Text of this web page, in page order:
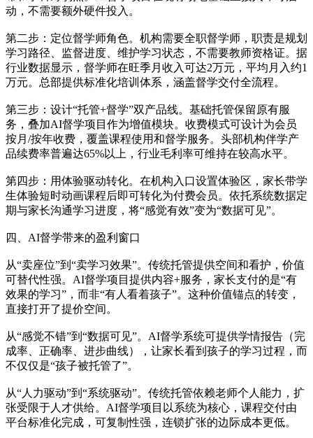
动，不需要额外硬件投入。
第二步：定位督学师角色。机构需要全职督学师，职责是规划
学习路径、监督进度、维护学习状态，不需要教师资格证。据
行业数据显示，督学师在旺季月收入可达2万元，平均月入约1
万元。总部提供标准化培训体系，涵盖督学交付全流程。
第三步：设计“托管+督学”双产品线。基础托管保留原有服
务，叠加AI督学项目作为增值模块。收费模式可设计为会员
按月/按年收费，覆盖课程使用和督学服务。头部机构伴学产
品续费率普遍达65%以上，行业毛利率可维持在较高水平。
第四步：用体验驱动转化。在机构入口设置体验区，家长带学
生体验短时动画课程后即可转化为付费会员。依托系统数据定
期与家长沟通学习进度，将“感觉有效”变为“数据可见”。
四、AI督学带来的盈利窗口
从“卖座位”到“卖学习效果”。传统托管提供空间和看护，价值
可替代性强。AI督学项目提供内容+服务，家长支付的是“有
效果的学习”，而非“有人看着孩子”。这种价值锚点的转变，
直接打开了提价空间。
从“感觉不错”到“数据可见”。AI督学系统可提供学情报告（完
成率、正确率、进步曲线），让家长看到孩子的学习过程，而
不仅仅是“孩子被托管了”。
从“人力驱动”到“系统驱动”。传统托管依赖老师个人能力，扩
张受限于人才供给。AI督学项目以系统为核心，课程交付由
平台标准化完成，可复制性强，连锁扩张的边际成本更低。